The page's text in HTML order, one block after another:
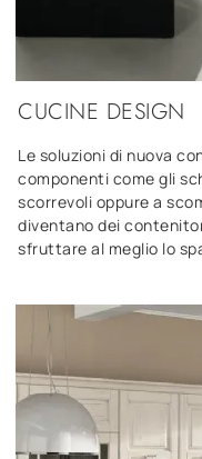
CUCINE DESIGN
Le soluzioni di nuova
componenti come gli
scorrevoli oppure a
diventano dei
sfruttare al meglio lo